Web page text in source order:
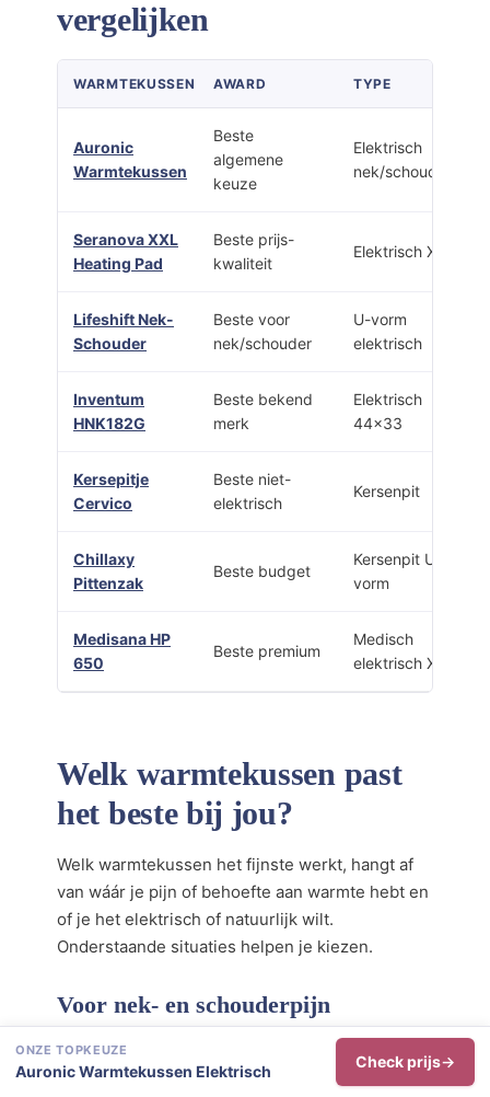
vergelijken
WARMTEKUSSEN AWARD TYPE
Auronic
Warmtekussen
Beste
algemene
keuze
Elektrisch
nek/schouder
Seranova XXL
Heating Pad
Beste prijs-
kwaliteit
Elektrisch XXL
Lifeshift Nek-
Schouder
Beste voor
nek/schouder
U-vorm
elektrisch
Inventum
HNK182G
Beste bekend
merk
Elektrisch
44×33
Kersepitje
Cervico
Beste niet-
elektrisch
Kersenpit
Chillaxy
Pittenzak
Beste budget
Kersenpit U-
vorm
Medisana HP
650
Beste premium
Medisch
elektrisch XL
Welk warmtekussen past
het beste bij jou?
Welk warmtekussen het fijnste werkt, hangt af
van wáár je pijn of behoefte aan warmte hebt en
of je het elektrisch of natuurlijk wilt.
Onderstaande situaties helpen je kiezen.
Voor nek- en schouderpijn
Werk je veel achter de computer en heb je
daardoor stijve schouders? Kies dan een U-
ONZE TOPKEUZE
Auronic Warmtekussen Elektrisch Check prijs